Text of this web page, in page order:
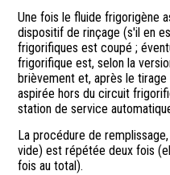
Une fois le fluide frigorigène
dispositif de rinçage (s'il en
frigorifiques est coupé ;
frigorifique est, selon la
brièvement et, après le
aspirée hors du circuit
station de service
La procédure de
vide) est répétée deux fois
fois au total).